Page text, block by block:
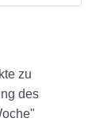
zu
des